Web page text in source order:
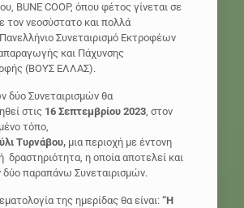
ΒUNE COOP, όπου φέτος γίνεται σε
τον νεοσύστατο και πολλά
Συνεταιρισμό Εκτροφέων
και Πάχυνσης
(ΒΟΥΣ ΕΛΛΑΣ).
δύο Συνεταιρισμών θα
στις 16 Σεπτεμβρίου 2023, στον
τόπο,
Τυρνάβου,μια περιοχή με έντονη
δραστηριότητα, η οποία αποτελεί και
παραπάνω Συνεταιρισμών.
της ημερίδας θα είναι: “Η